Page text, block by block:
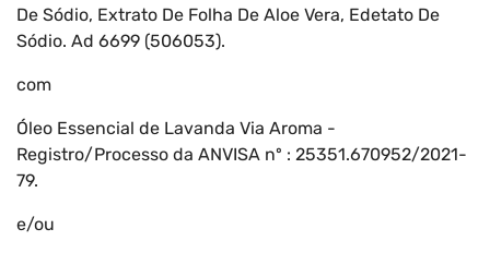
De Sódio, Extrato De Folha De Aloe Vera, Edetato De
Sódio. Ad 6699 (506053).
com
Óleo Essencial de Lavanda Via Aroma -
Registro/Processo da ANVISA nº : 25351.670952/2021-
79.
e/ou